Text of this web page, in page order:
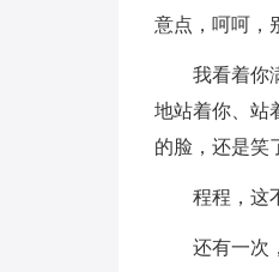
意点，呵呵，
我看着你
地站着你、站
的脸，还是笑
程程，这
还有一次